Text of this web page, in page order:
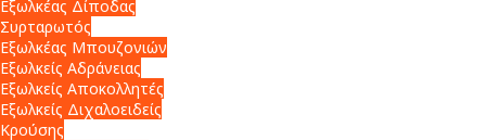
Εξωλκέας Δίποδας
Συρταρωτός
Εξωλκέας Μπουζονιών
Εξωλκείς Αδράνειας
Εξωλκείς Αποκολλητές
Εξωλκείς Διχαλοειδείς
Κρούσης